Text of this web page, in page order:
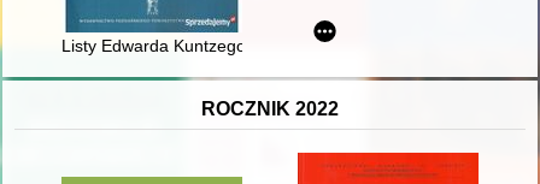
Listy Edwarda Kuntzego do Eustachego Gaberlego z okresu
ROCZNIK 2022